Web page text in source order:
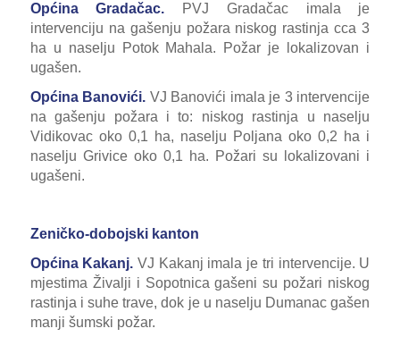
Općina Gradačac. PVJ Gradačac imala je
intervenciju na gašenju požara niskog rastinja cca 3
ha u naselju Potok Mahala. Požar je lokalizovan i
ugašen.
Općina Banovići. VJ Banovići imala je 3 intervencije
na gašenju požara i to: niskog rastinja u naselju
Vidikovac oko 0,1 ha, naselju Poljana oko 0,2 ha i
naselju Grivice oko 0,1 ha. Požari su lokalizovani i
ugašeni.
Zeničko-dobojski kanton
Općina Kakanj.VJ Kakanj imala je tri intervencije. U
mjestima Živalji i Sopotnica gašeni su požari niskog
rastinja i suhe trave, dok je u naselju Dumanac gašen
manji šumski požar.